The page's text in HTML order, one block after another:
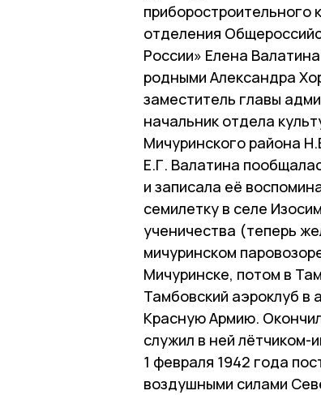
приборостроительного
отделения
России» Елена
родными Александра
заместитель главы
начальник отдела
Мичуринского района
Е.Г. Валатина
и записала её
семилетку в селе
ученичества (теперь
мичуринском
Мичуринске, потом в
Тамбовский аэроклуб в
Красную Армию.
служил в ней лётчиком-
1 февраля 1942 года
воздушными силами